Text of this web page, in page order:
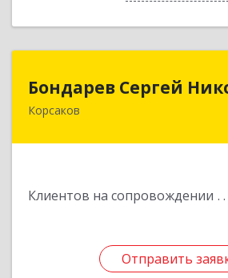
Бондарев Сергей
Корсаков
Клиентов на сопровождении
Отправить
Бондарев Сергей
Отправить